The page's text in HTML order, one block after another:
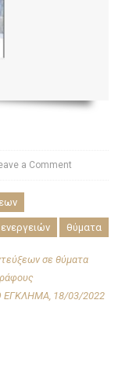
a Comment
θύματα
σε θύματα
18/03/2022